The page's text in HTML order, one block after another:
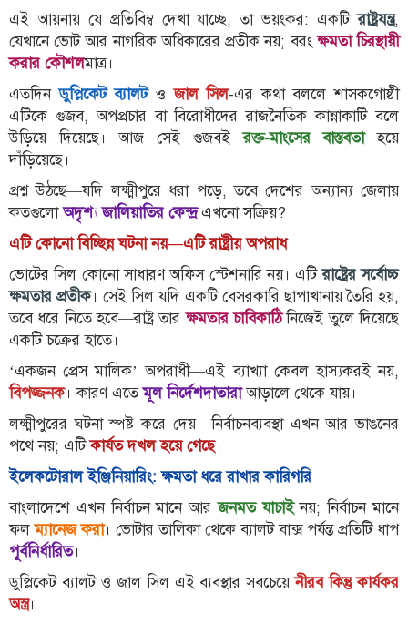
ভ্রমণ
লাইফস্টাইল
এক্সক্লুসিভ
সোস্যাল
মিডিয়া
গণমাধ্যম
রাজধানী
ইতিহাস
কথা
কয়
ক্যারিয়ার
সৌখিন
ফটোগ্রাফার
বিতর্কায়ন
নারীকণ্ঠ
চাঁদপুর
কণ্ঠের
প্রতিষ্ঠাবার্ষিকী
ছবি
এই আয়নায় যে প্রতিবিম্ব দেখা যাচ্ছে, তা ভয়ংকর: একটিরাষ্ট্রযন্ত্র,
যেখানে ভোট আর নাগরিক অধিকারের প্রতীক নয়; বরংক্ষমতা চিরস্থায়ী
করার কৌশলমাত্র।
এতদিনডুপ্লিকেট ব্যালটওজাল সিল-এর কথা বললে শাসকগোষ্ঠী
এটিকে গুজব, অপপ্রচার বা বিরোধীদের রাজনৈতিক কান্নাকাটি বলে
উড়িয়ে দিয়েছে। আজ সেই গুজবইরক্ত-মাংসের বাস্তবতাহয়ে
দাঁড়িয়েছে।
প্রশ্ন উঠছে—যদি লক্ষ্মীপুরে ধরা পড়ে, তবে দেশের অন্যান্য জেলায়
কতগুলোঅদৃশ্য জালিয়াতির কেন্দ্রএখনো সক্রিয়?
এটি কোনো বিচ্ছিন্ন ঘটনা নয়—এটি রাষ্ট্রীয় অপরাধ
ভোটের সিল কোনো সাধারণ অফিস স্টেশনারি নয়। এটিরাষ্ট্রের সর্বোচ্চ
ক্ষমতার প্রতীক। সেই সিল যদি একটি বেসরকারি ছাপাখানায় তৈরি হয়,
তবে ধরে নিতে হবে—রাষ্ট্র তারক্ষমতার চাবিকাঠিনিজেই তুলে দিয়েছে
একটি চক্রের হাতে।
‘একজন প্রেস মালিক’ অপরাধী—এই ব্যাখ্যা কেবল হাস্যকরই নয়,
বিপজ্জনক। কারণ এতেমূল নির্দেশদাতারাআড়ালে থেকে যায়।
লক্ষ্মীপুরের ঘটনা স্পষ্ট করে দেয়—নির্বাচনব্যবস্থা এখন আর ভাঙনের
পথে নয়; এটিকার্যত দখল হয়ে গেছে।
ইলেকটোরাল ইঞ্জিনিয়ারিং: ক্ষমতা ধরে রাখার কারিগরি
বাংলাদেশে এখন নির্বাচন মানে আরজনমত যাচাইনয়; নির্বাচন মানে
ফলম্যানেজ করা। ভোটার তালিকা থেকে ব্যালট বাক্স পর্যন্ত প্রতিটি ধাপ
পূর্বনির্ধারিত।
ডুপ্লিকেট ব্যালট ও জাল সিল এই ব্যবস্থার সবচেয়েনীরব কিন্তু কার্যকর
অস্ত্র।